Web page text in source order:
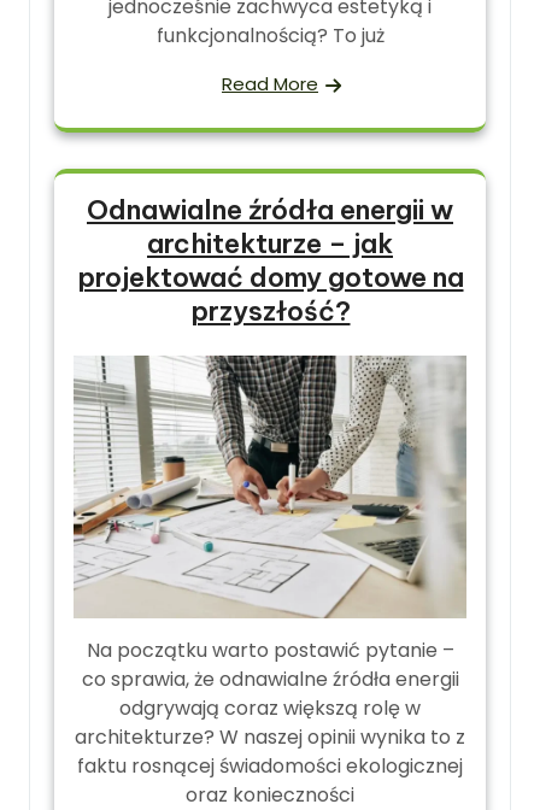
jednocześnie zachwyca estetyką i
funkcjonalnością? To już
Read More
Odnawialne źródła energii w
architekturze – jak
projektować domy gotowe na
przyszłość?
Na początku warto postawić pytanie –
co sprawia, że odnawialne źródła energii
odgrywają coraz większą rolę w
architekturze? W naszej opinii wynika to z
faktu rosnącej świadomości ekologicznej
oraz konieczności